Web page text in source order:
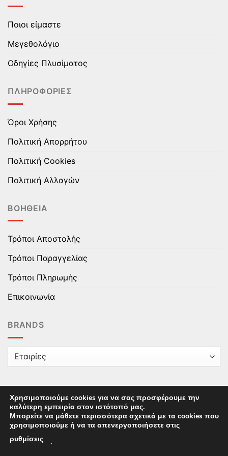
Οι
μπορούν
επιλεγούν
στη
σελίδα
προϊόντος
Ποιοι είμαστε
Μεγεθολόγιο
Οδηγίες Πλυσίματος
ΠΛΗΡΟΦΟΡΊΕΣ
Όροι Χρήσης
Πολιτική Απορρήτου
Πολιτική Cookies
Πολιτική Αλλαγών
ΒΟΉΘΕΙΑ
Τρόποι Αποστολής
Τρόποι Παραγγελίας
Τρόποι Πληρωμής
Επικοινωνία
BRANDS
Copyright © 2025 epaidika.gr / All Rights Reserved /
Supported byStarten Development
Χρησιμοποιούμε cookies για να σας προσφέρουμε την
καλύτερη εμπειρία στον ιστότοπό μας.
Μπορείτε να μάθετε περισσότερα σχετικά με τα cookies που
χρησιμοποιούμε ή να τα απενεργοποιήσετε στις
ρυθμίσεις
.
This site uses cookies to offer you a better browsing
experience. By browsing this website, you agree to our